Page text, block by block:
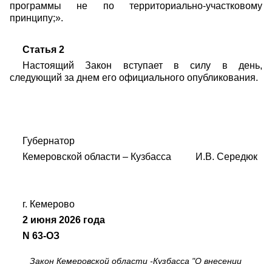
программы не по территориально-участковому
принципу;».
Статья 2
Настоящий Закон вступает в силу в день,
следующий за днем его официального опубликования.
Губернатор
Кемеровской области – Кузбасса И.В. Середюк
г. Кемерово
2 июня 2026 года
N 63-ОЗ
Закон Кемеровской области -Кузбасса "О внесении